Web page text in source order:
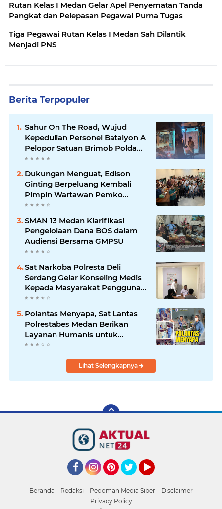
Rutan Kelas I Medan Gelar Apel Penyematan Tanda
Pangkat dan Pelepasan Pegawai Purna Tugas
Tiga Pegawai Rutan Kelas I Medan Sah Dilantik
Menjadi PNS
Berita Terpopuler
Sahur On The Road, Wujud
Kepedulian Personel Batalyon A
Pelopor Satuan Brimob Polda
Sumut di Dini Hari Ramadhan
Dukungan Menguat, Edison
Ginting Berpeluang Kembali
Pimpin Wartawan Pemko
Medan
SMAN 13 Medan Klarifikasi
Pengelolaan Dana BOS dalam
Audiensi Bersama GMPSU
Sat Narkoba Polresta Deli
Serdang Gelar Konseling Medis
Kepada Masyarakat Pengguna
Narkotika di Posko Kampung
Bersih Narkoba
Polantas Menyapa, Sat Lantas
Polrestabes Medan Berikan
Layanan Humanis untuk
Pendaftaran Pemohon SIM
Lihat Selengkapnya
Beranda Redaksi Pedoman Media Siber
Disclaimer
Privacy Policy